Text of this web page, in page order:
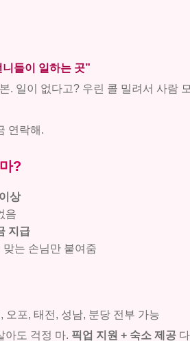
들이 일하는 곳”
. 일이 없다고? 우린 콜 밀려서 사람
연락해.
?
상
음
지급
는 손님만 붙여줌
오포, 태전, 성남, 분당 전부 가능
아도 걱정 마. 픽업 지원 + 숙소 제공